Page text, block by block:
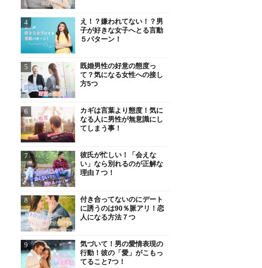
え！？嫌われてない！？男
子が好きな女子へとる言動
５パターン！
既婚男性の好意の態度っ
て？気になる女性への接し
方5つ
カギは言葉より態度！気に
なる人に男性が無意識にし
てしまう事！
彼氏が忙しい！「会えな
い」なら別れるのが正解な
理由７つ！
付き合ってないのにデート
に誘うのは90％脈アリ！恋
人になる方法７つ
気づいて！男の愛情表現の
行動！彼の「愛」がこもっ
てること7つ！